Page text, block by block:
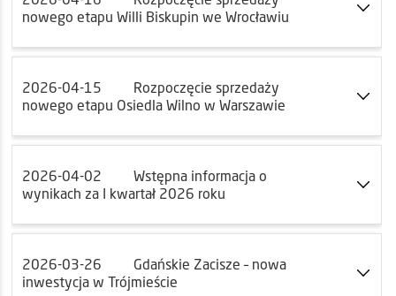
nowego etapu Willi Biskupin we Wrocławiu
2026-04-15
Rozpoczęcie sprzedaży
nowego etapu Osiedla Wilno w Warszawie
2026-04-02
Wstępna informacja o
wynikach za I kwartał 2026 roku
2026-03-26
Gdańskie Zacisze – nowa
inwestycja w Trójmieście